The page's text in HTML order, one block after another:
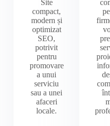
Site
compact,
modern și
optimizat
SEO,
potrivit
pentru
promovare
a unui
serviciu
sau a unei
afaceri
locale.